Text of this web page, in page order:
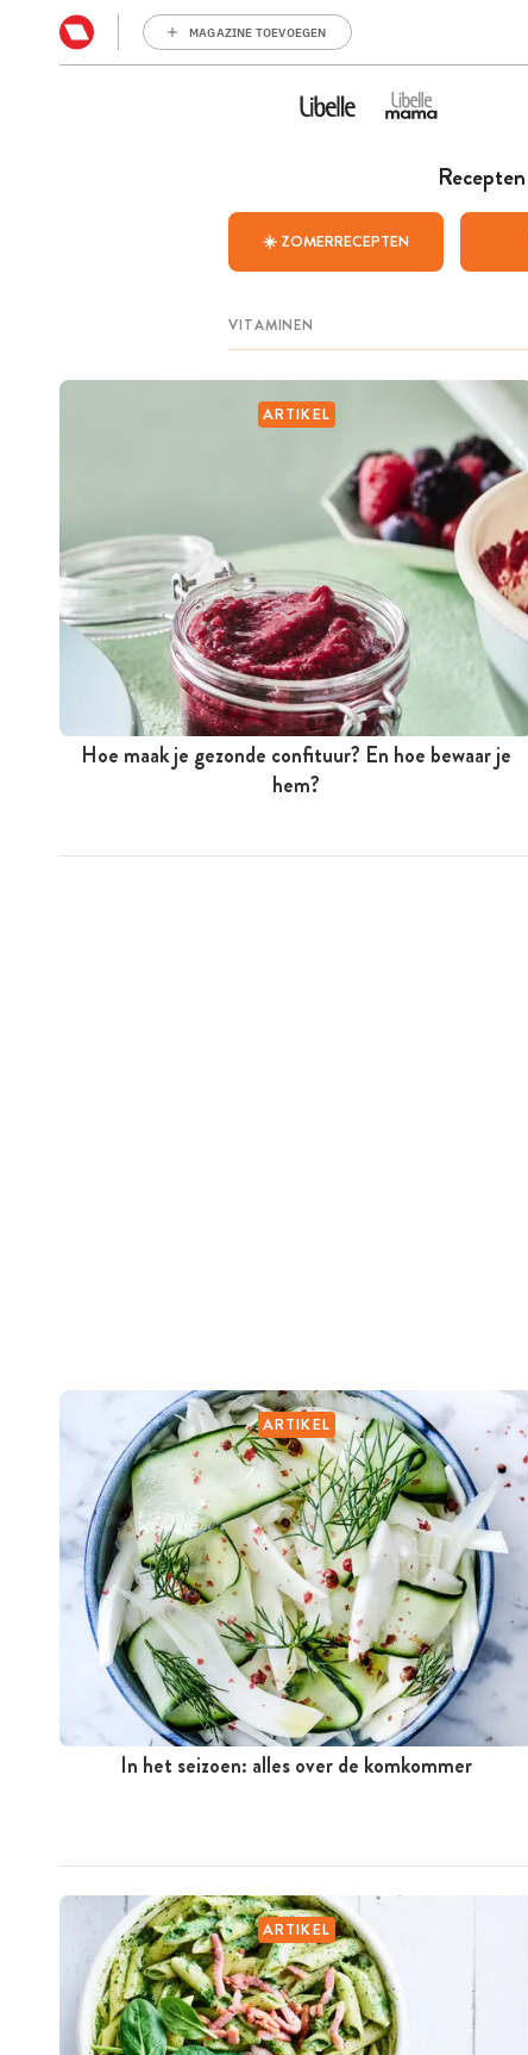
MAGAZINE TOEVOEGEN
Recepten
☀️ ZOMERRECEPTEN
ARTIKEL
Hoe maak je gezonde confituur? En hoe bewaar je
hem?
ARTIKEL
In het seizoen: alles over de komkommer
ARTIKEL